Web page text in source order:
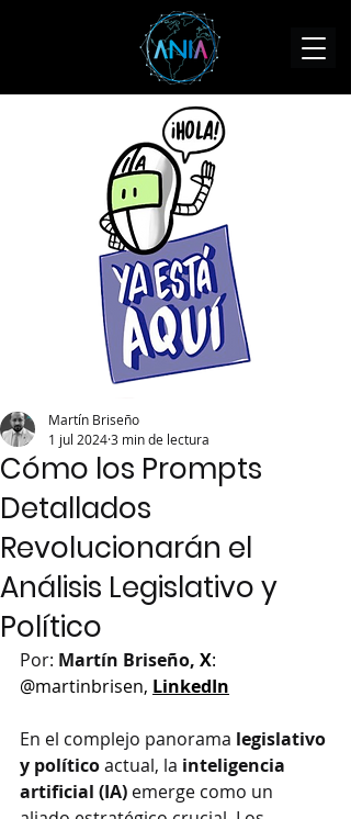
Cómo los Prompts
Detallados
Revolucionarán el
Análisis Legislativo y
Político
Martín Briseño
1 jul 20243 min de lectura
Por: Martín Briseño, X:
@martinbrisen, LinkedIn
En el complejo panorama legislativo
y político actual, la inteligencia
artificial (IA) emerge como un